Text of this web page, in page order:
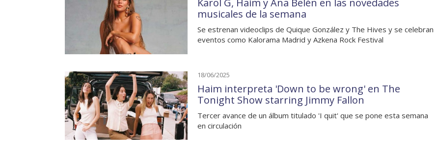
Karol G, Haim y Ana Belén en las novedades
musicales de la semana
Se estrenan videoclips de Quique González y The Hives y se celebran
eventos como Kalorama Madrid y Azkena Rock Festival
18/06/2025
Haim interpreta 'Down to be wrong' en The
Tonight Show starring Jimmy Fallon
Tercer avance de un álbum titulado 'I quit' que se pone esta semana
en circulación